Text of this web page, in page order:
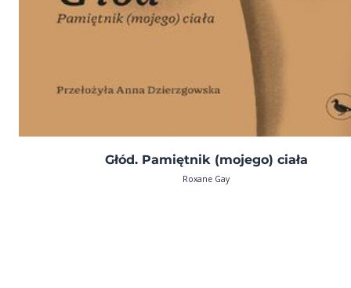
Głód. Pamiętnik (mojego) ciała
Roxane Gay